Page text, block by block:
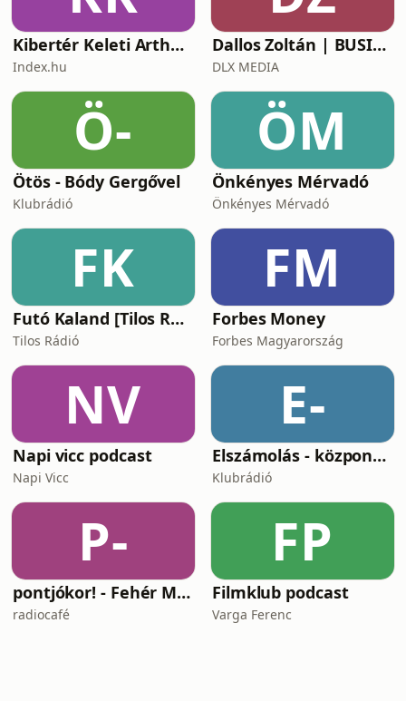
Kibertér Keleti Arthurral
Index.hu
Dallos Zoltán | BUSINESS
DLX MEDIA
Ö-
Ötös - Bódy Gergővel
Klubrádió
ÖM
Önkényes Mérvadó
Önkényes Mérvadó
FK
Futó Kaland [Tilos Rádió podcast]
Tilos Rádió
FM
Forbes Money
Forbes Magyarország
NV
Napi vicc podcast
Napi Vicc
E-
Elszámolás - központosítás, lojalitás és a függetlenség ára
Klubrádió
P-
pontjókor! - Fehér Mariannal
radiocafé
FP
Filmklub podcast
Varga Ferenc